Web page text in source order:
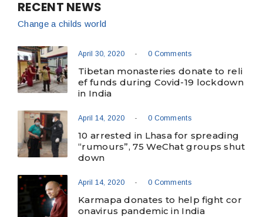
RECENT NEWS
Change a childs world
April 30, 2020 - 0 Comments
Tibetan monasteries donate to reli
ef funds during Covid-19 lockdown
in India
April 14, 2020 - 0 Comments
10 arrested in Lhasa for spreading
“rumours”, 75 WeChat groups shut
down
April 14, 2020 - 0 Comments
Karmapa donates to help fight cor
onavirus pandemic in India